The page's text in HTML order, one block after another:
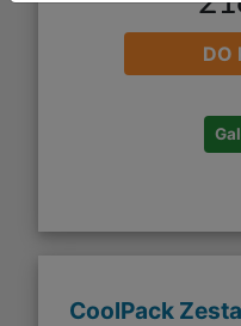
DO
CoolPack